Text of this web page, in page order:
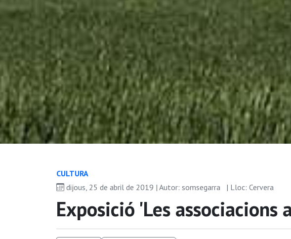
CULTURA
dijous, 25 de abril de 2019 | Autor: somsegarra
| Lloc: Cervera
Exposició 'Les associacions